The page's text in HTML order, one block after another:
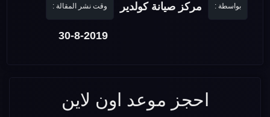
بواسطة : مركز صيانة كولدير وقت نشر المقالة :
30-8-2019
احجز موعد اون لاين